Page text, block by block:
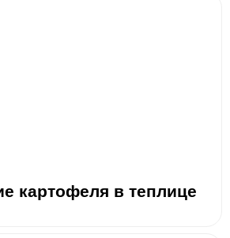
картофеля в теплице